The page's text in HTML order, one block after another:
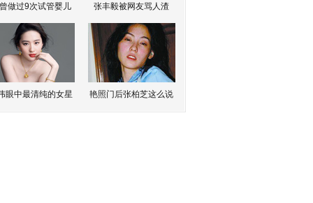
做过9次试管婴儿 张丰毅被网友骂人渣
眼中最清纯的女星 艳照门后张柏芝这么说